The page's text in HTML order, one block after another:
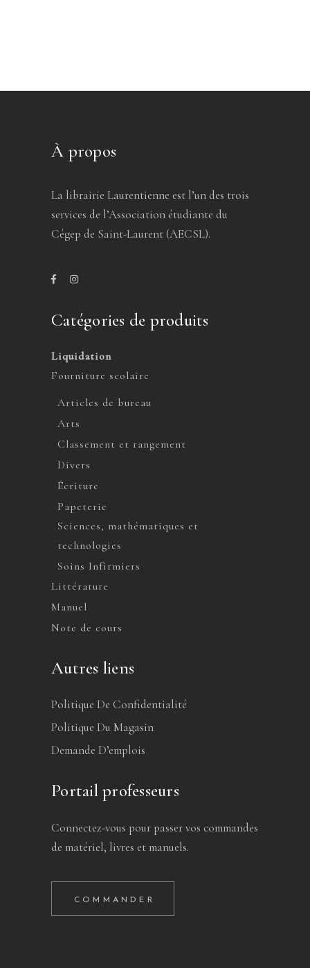
À propos
La librairie Laurentienne est l’un des trois
services de l’Association étudiante du
Cégep de Saint-Laurent (AECSL).
Catégories de produits
Liquidation
Fourniture scolaire
Articles de bureau
Arts
Classement et rangement
Divers
Écriture
Papeterie
Sciences, mathématiques et
technologies
Soins Infirmiers
Littérature
Manuel
Note de cours
Autres liens
Politique De Confidentialité
Politique Du Magasin
Demande D’emplois
Portail professeurs
Connectez-vous pour passer vos commandes
de matériel, livres et manuels.
COMMANDER